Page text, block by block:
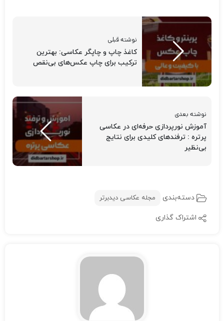
نوشته قبلی
کاغذ چاپ و چاپگر عکاسی: بهترین
ترکیب برای چاپ عکس‌های بی‌نقص
نوشته بعدی
آموزش نورپردازی حرفه‌ای در عکاسی
پرتره : ترفندهای کلیدی برای نتایج
بی‌نظیر
دسته‌بندی مجله عکاسی دیدبرتر
اشتراک گذاری